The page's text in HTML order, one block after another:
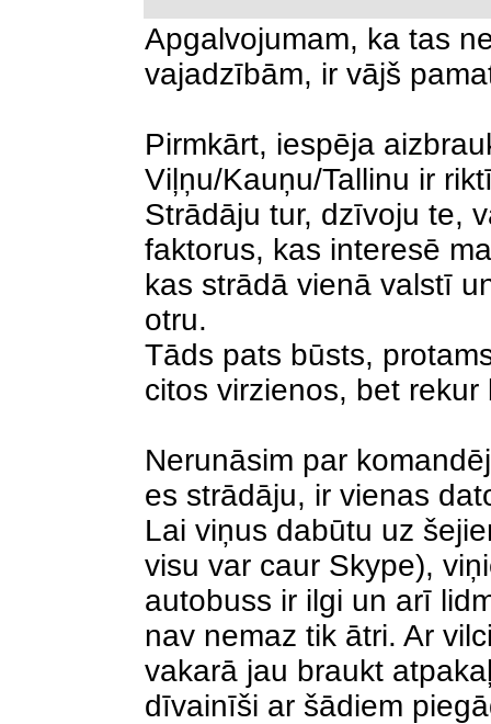
Apgalvojumam, ka tas
vajadzībām, ir vājš
Pirmkārt, iespēja
Viļņu/Kauņu/Tallinu ir
Strādāju tur, dzīvoju te,
faktorus, kas interesē
kas strādā vienā valstī
otru.
Tāds pats būsts,
citos virzienos, bet
Nerunāsim par
es strādāju, ir vienas
Lai viņus dabūtu uz
visu var caur Skype),
autobuss ir ilgi un arī
nav nemaz tik ātri. Ar
vakarā jau braukt
dīvainīši ar šādiem